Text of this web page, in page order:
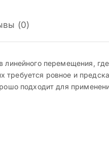
(0)
перемещения,
требуется ровное и
подходит для